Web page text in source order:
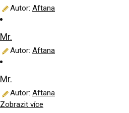
Autor: Aftana
Mr.
Autor: Aftana
Mr.
Autor: Aftana
Zobrazit více